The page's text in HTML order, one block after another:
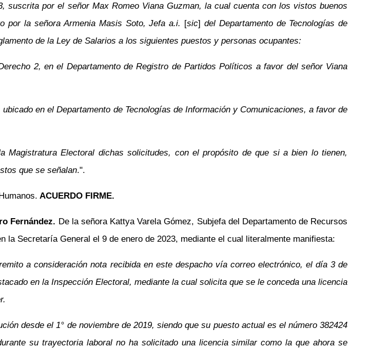
suscrita por el señor Max Romeo Viana Guzman, la cual cuenta con los vistos buenos
por la señora Armenia Masis Soto, Jefa a.i. [sic] del Departamento de Tecnologías de
de la Ley de Salarios a los siguientes puestos y personas ocupantes:
2, en el Departamento de Registro de Partidos Políticos a favor del señor Viana
en el Departamento de Tecnologías de Información y Comunicaciones, a favor de
Electoral dichas solicitudes, con el propósito de que si a bien lo tienen,
que se señalan.".
ACUERDO FIRME.
Fernández. De la señora Kattya Varela Gómez, Subjefa del Departamento de Recursos
la Secretaría General el 9 de enero de 2023, mediante el cual literalmente manifiesta:
a consideración nota recibida en este despacho vía correo electrónico, el día 3 de
en la Inspección Electoral, mediante la cual solicita que se le conceda una licencia
desde el 1° de noviembre de 2019, siendo que su puesto actual es el número 382424
su trayectoria laboral no ha solicitado una licencia similar como la que ahora se